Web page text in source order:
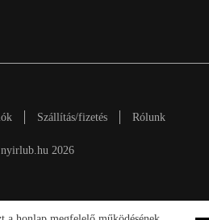
Szállítás/fizetés Rólunk
nyirlub.hu 2026